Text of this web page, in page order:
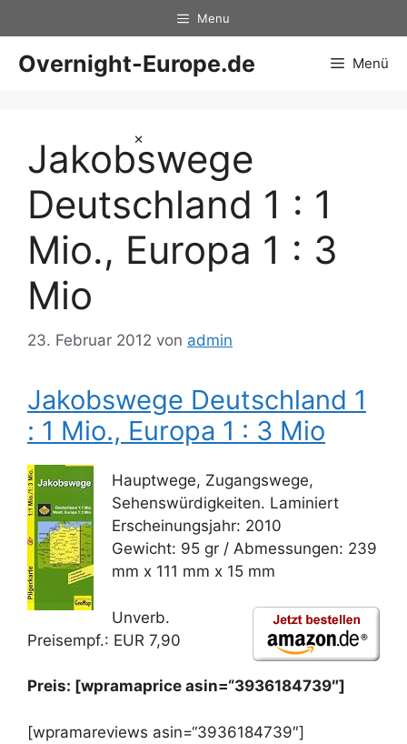
×
Inhalt
springen
Menu
Overnight-Europe.de Menü
Jakobswege
Deutschland 1 : 1
Mio., Europa 1 : 3
Mio
23. Februar 2012 von admin
Jakobswege Deutschland 1
: 1 Mio., Europa 1 : 3 Mio
Hauptwege, Zugangswege,
Sehenswürdigkeiten. Laminiert
Erscheinungsjahr: 2010
Gewicht: 95 gr / Abmessungen: 239
mm x 111 mm x 15 mm
Unverb.
Preisempf.: EUR 7,90
Preis: [wpramaprice asin=“3936184739″]
[wpramareviews asin=“3936184739″]